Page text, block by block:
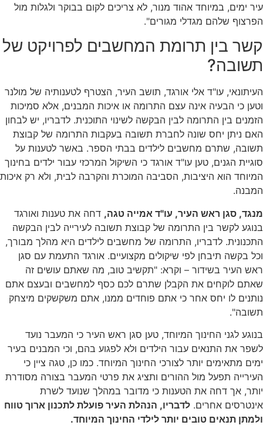
עיר ימים, במיוחד אהוד מנור, לא צריכים לקום בבוקר ולגלות מול
הפרצוף שלהם מגדלי מגורים".
קשר בין תרומת המחשבים לפרויקט של
תשובה?
העיתונאי, עו"ד אלי אורגד, תושב העיר, הצטרף לטענותיה של מולנר
וטען כי הבעיה אינה עצם התרומה או איכות המבנים, אלא סמיכות
הזמנים בין התרומה לבין הבקשה לשינוי התוכנית. לדבריו, יש לבחון
האם ניתן יחס שונה לחברת תשובה בעקבות התרומה של קבוצת
תשובה, שתרם מחשבים לילדים בבתי הספר. באשר לטענות על
סוגיית הגנים, טען עו"ד אורגד כי השיקול המרכזי עבור ילדים בחינוך
המיוחד הוא היציבות, הסביבה המוכרת והקרבה לבית, ולא רק איכות
המבנה.
מנגד, סגן ראש העיר, עו"ד אמייה טגה, דחה את טענות ואורגד
בנוגע לקשר בין התרומה של קבוצת תשובה לעירייה לבין הבקשה
התכנונית. לדבריו, התרומה של מחשבים לילדים היא מהלך מבורך,
וכל בקשה תיבחן לפי שיקולים מקצועיים. אורגד התעמת עם סגן
ראש העיר בשידור – וקרא: "תקשיב טוב, מה שאתם עושים זה
שאתם לוקחים את הקבלן שתרם לכם כסף למחשבים ובעצם אתם
נותנים לו יחס אחר כי אתם פוחדים ממנו, אתם משקשקים מיצחק
תשובה".
בנוגע לגני החינוך המיוחד, טען סגן ראש העיר כי המעבר נועד
לשפר את התנאים עבור הילדים ולא לפגוע בהם, וכי המבנים בעיר
ימים מתאימים יותר לצורכי החינוך המיוחד. כמו כן, טגה ציין כי
העירייה תפעל מול ההורים ותציג את פרטי המעבר בצורה מסודרת
יותר, אך דחה את הטענות כי מדובר במהלך שנועד לשרת
אינטרסים אחרים. לדבריו, הנהלת העיר פועלת לתכנון ארוך טווח
ולמתן תנאים טובים יותר לילדי החינוך המיוחד.